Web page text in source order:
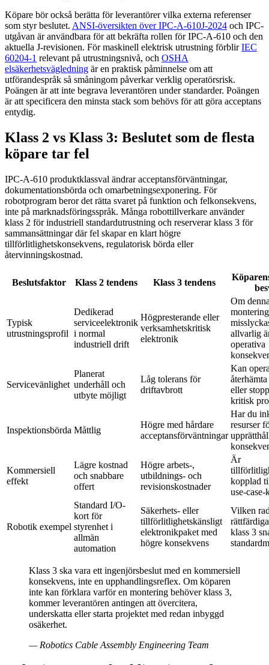
Köpare bör också berätta för leverantörer vilka externa referenser
som styr beslutet. ANSI-översikten över IPC-A-610J-2024 och IPC-
utgåvan är användbara för att bekräfta rollen för IPC-A-610 och den
aktuella J-revisionen. För maskinell elektrisk utrustning förblirIEC
60204-1 relevant på utrustningsnivå, och OSHA
elsäkerhetsvägledning är en praktisk påminnelse om att
utförandespråk så småningom påverkar verklig operatörsrisk.
Poängen är att inte begrava leverantören under standarder. Poängen
är att specificera den minsta stack som behövs för att göra acceptans
entydig.
Klass 2 vs Klass 3: Beslutet som de flesta
köpare tar fel
IPC-A-610 produktklassval ändrar acceptansförväntningar,
dokumentationsbörda och omarbetningsexponering. För
robotprogram beror det rätta svaret på funktion och felkonsekvens,
inte på marknadsföringsspråk. Många robottillverkare använder
klass 2 för industriell standardutrustning och reserverar klass 3 för
sammansättningar där fel skapar en klart högre
tillförlitlighetskonsekvens, regulatorisk börda eller
återvinningskostnad.
Beslutsfaktor Klass 2 tendens Klass 3 tendens
Typisk
utrustningsprofil
Dedikerad
serviceelektronik
i normal
industriell drift
Högpresterande eller
verksamhetskritisk
elektronik
Om
montering
allvarlig
operativa
Servicevänlighet
Planerat
underhåll och
utbyte möjligt
Låg tolerans för
driftavbrott
Kan
eller
kritisk
Inspektionsbörda Måttlig
Högre med hårdare
acceptansförväntningar
Har du
resurser
Kommersiell
effekt
Lägre kostnad
och snabbare
offert
Högre arbets-,
utbildnings- och
revisionskostnader
Är
kopplad
use-case-
Robotik exempel
Standard I/O-
kort för
styrenhet i
allmän
automation
Säkerhets- eller
tillförlitlighetskänsligt
elektronikpaket med
högre konsekvens
Vilken
klass 3
Klass 3 ska vara ett ingenjörsbeslut med en kommersiell
konsekvens, inte en upphandlingsreflex. Om köparen
inte kan förklara varför en montering behöver klass 3,
kommer leverantören antingen att övercitera,
underskatta eller starta projektet med redan inbyggd
osäkerhet.
— Robotics Cable Assembly Engineering Team